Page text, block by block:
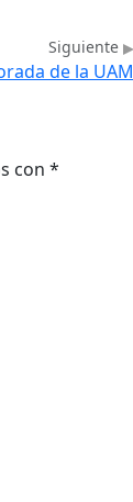
Siguiente
de la UAM
con *